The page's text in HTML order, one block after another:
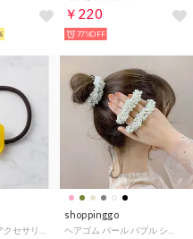
￥220
77%OFF
ヘアゴム 韓国風アクセサリー （その他20）
shoppinggo
ヘアゴム パール バブル シンプ ブレスレット ビーズ ヘア留め ヘアアクセサリー 髪飾り 上品 パーティー飾り （ホワイト）